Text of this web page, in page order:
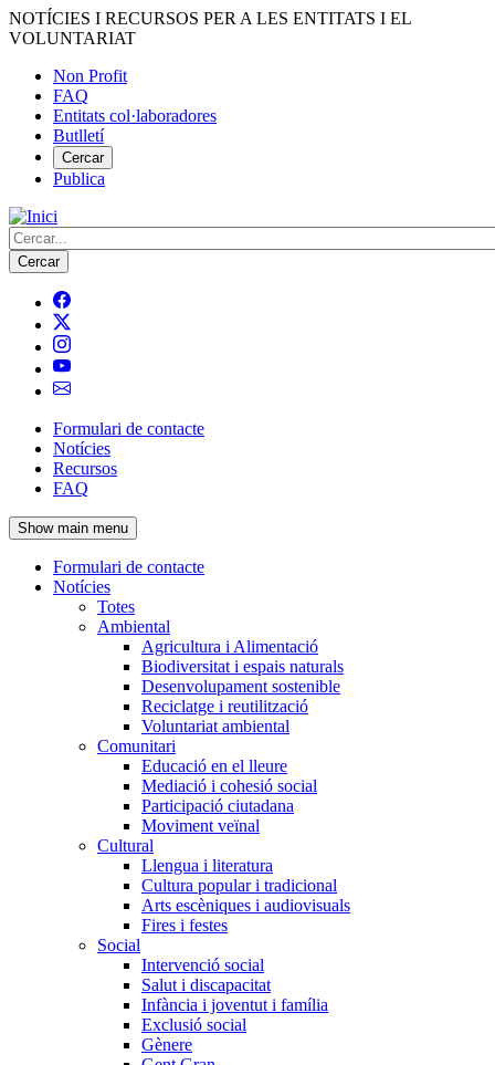
Vés
al
NOTÍCIES I RECURSOS PER A LES ENTITATS I EL
VOLUNTARIAT
Menú
del
compte
d'usuari
Non Profit
FAQ
Entitats col·laboradores
Butlletí
Cercar
Publica
Cerca
Navegació
principal
de
l'encapçalament
Formulari de contacte
Notícies
Recursos
FAQ
Show main menu
Navegació
principal
Formulari de contacte
Notícies
Totes
Ambiental
Agricultura i Alimentació
Biodiversitat i espais naturals
Desenvolupament sostenible
Reciclatge i reutilització
Voluntariat ambiental
Comunitari
Educació en el lleure
Mediació i cohesió social
Participació ciutadana
Moviment veïnal
Cultural
Llengua i literatura
Cultura popular i tradicional
Arts escèniques i audiovisuals
Fires i festes
Social
Intervenció social
Salut i discapacitat
Infància i joventut i família
Exclusió social
Gènere